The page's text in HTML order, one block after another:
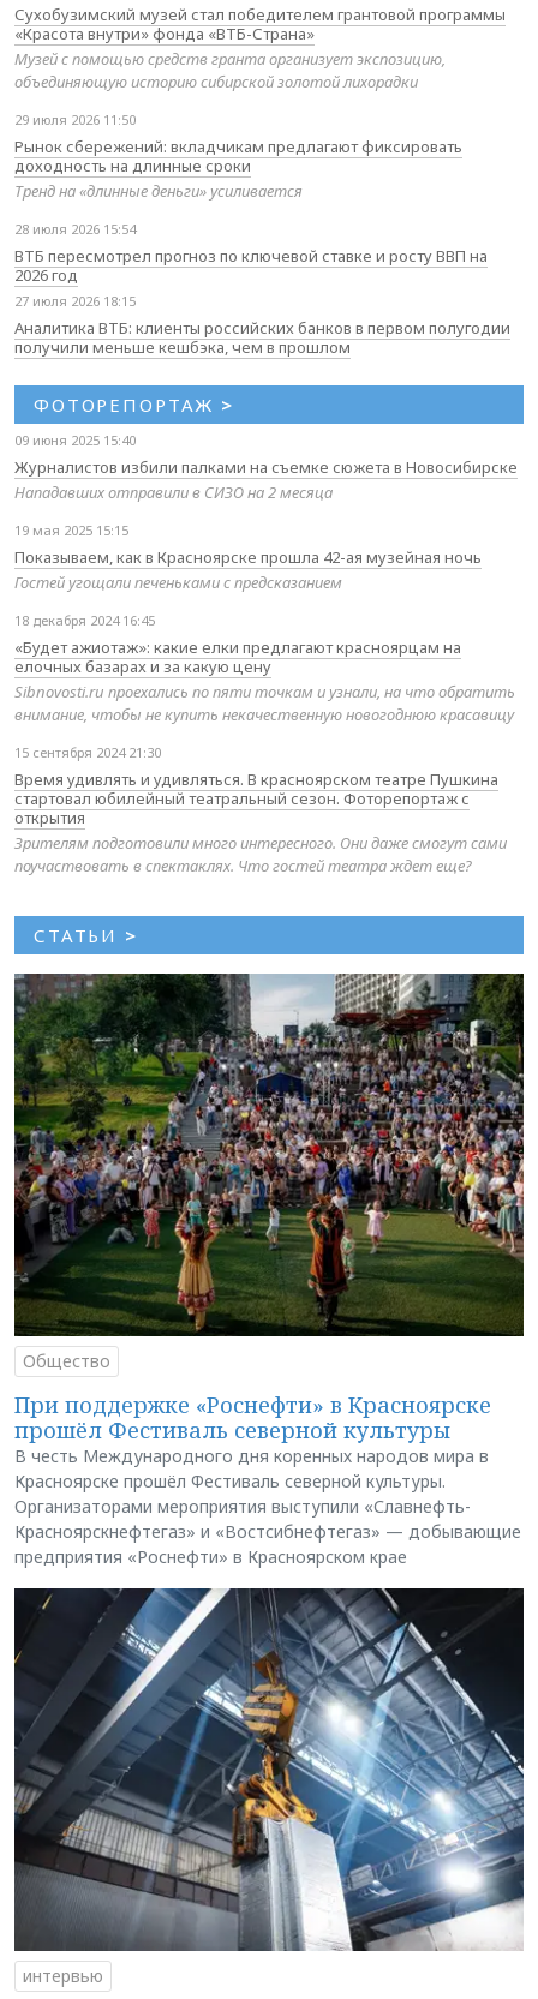
Сухобузимский музей стал победителем грантовой программы
«Красота внутри» фонда «ВТБ-Страна»
Музей с помощью средств гранта организует экспозицию,
объединяющую историю сибирской золотой лихорадки
29 июля 2026 11:50
Рынок сбережений: вкладчикам предлагают фиксировать
доходность на длинные сроки
Тренд на «длинные деньги» усиливается
28 июля 2026 15:54
ВТБ пересмотрел прогноз по ключевой ставке и росту ВВП на
2026 год
27 июля 2026 18:15
Аналитика ВТБ: клиенты российских банков в первом полугодии
получили меньше кешбэка, чем в прошлом
ФОТОРЕПОРТАЖ >
09 июня 2025 15:40
Журналистов избили палками на съемке сюжета в Новосибирске
Нападавших отправили в СИЗО на 2 месяца
19 мая 2025 15:15
Показываем, как в Красноярске прошла 42-ая музейная ночь
Гостей угощали печеньками с предсказанием
18 декабря 2024 16:45
«Будет ажиотаж»: какие елки предлагают красноярцам на
елочных базарах и за какую цену
Sibnovosti.ru проехались по пяти точкам и узнали, на что обратить
внимание, чтобы не купить некачественную новогоднюю красавицу
15 сентября 2024 21:30
Время удивлять и удивляться. В красноярском театре Пушкина
стартовал юбилейный театральный сезон. Фоторепортаж с
открытия
Зрителям подготовили много интересного. Они даже смогут сами
поучаствовать в спектаклях. Что гостей театра ждет еще?
СТАТЬИ >
Общество
При поддержке «Роснефти» в Красноярске
прошёл Фестиваль северной культуры
В честь Международного дня коренных народов мира в
Красноярске прошёл Фестиваль северной культуры.
Организаторами мероприятия выступили «Славнефть-
Красноярскнефтегаз» и «Востсибнефтегаз» — добывающие
предприятия «Роснефти» в Красноярском крае
интервью